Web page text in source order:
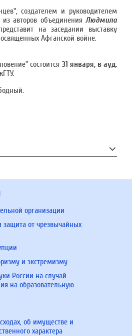
создателем и руководителем
из авторов объединения Людмила
на заседании выставку
Афганской войне.
состоится 31 января, в ауд.
организации
защита от чрезвычайных
и экстремизму
России на случай
на образовательную
об имуществе и
характера